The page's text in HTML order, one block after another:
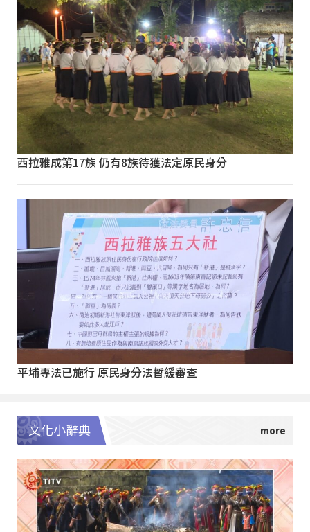
西拉雅成第17族 仍有8族待獲法定原民身分
平埔專法已施行 原民身分法暫緩審查
文化小辭典